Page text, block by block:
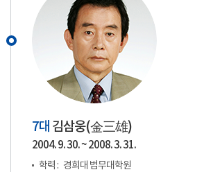
7대 김삼웅(金三雄)
2004. 9. 30. ~ 2008. 3. 31.
학력 : 경희대 법무대학원